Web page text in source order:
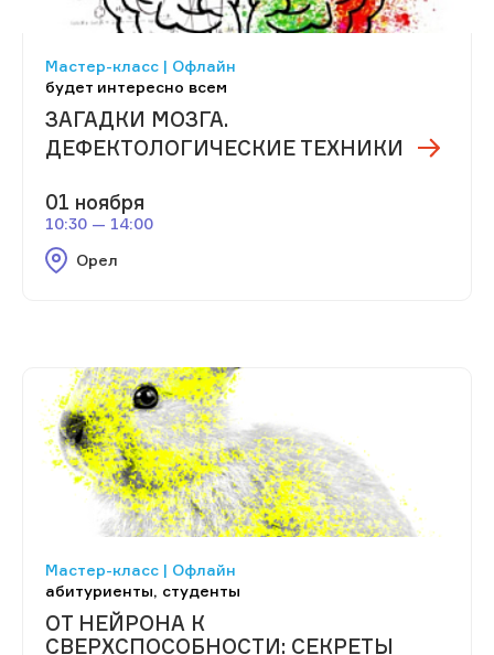
Мастер-класс | Офлайн
будет интересно всем
ЗАГАДКИ МОЗГА.
ДЕФЕКТОЛОГИЧЕСКИЕ ТЕХНИКИ
01 ноября
10:30 — 14:00
Орел
Мастер-класс | Офлайн
абитуриенты, студенты
ОТ НЕЙРОНА К
СВЕРХСПОСОБНОСТИ: СЕКРЕТЫ